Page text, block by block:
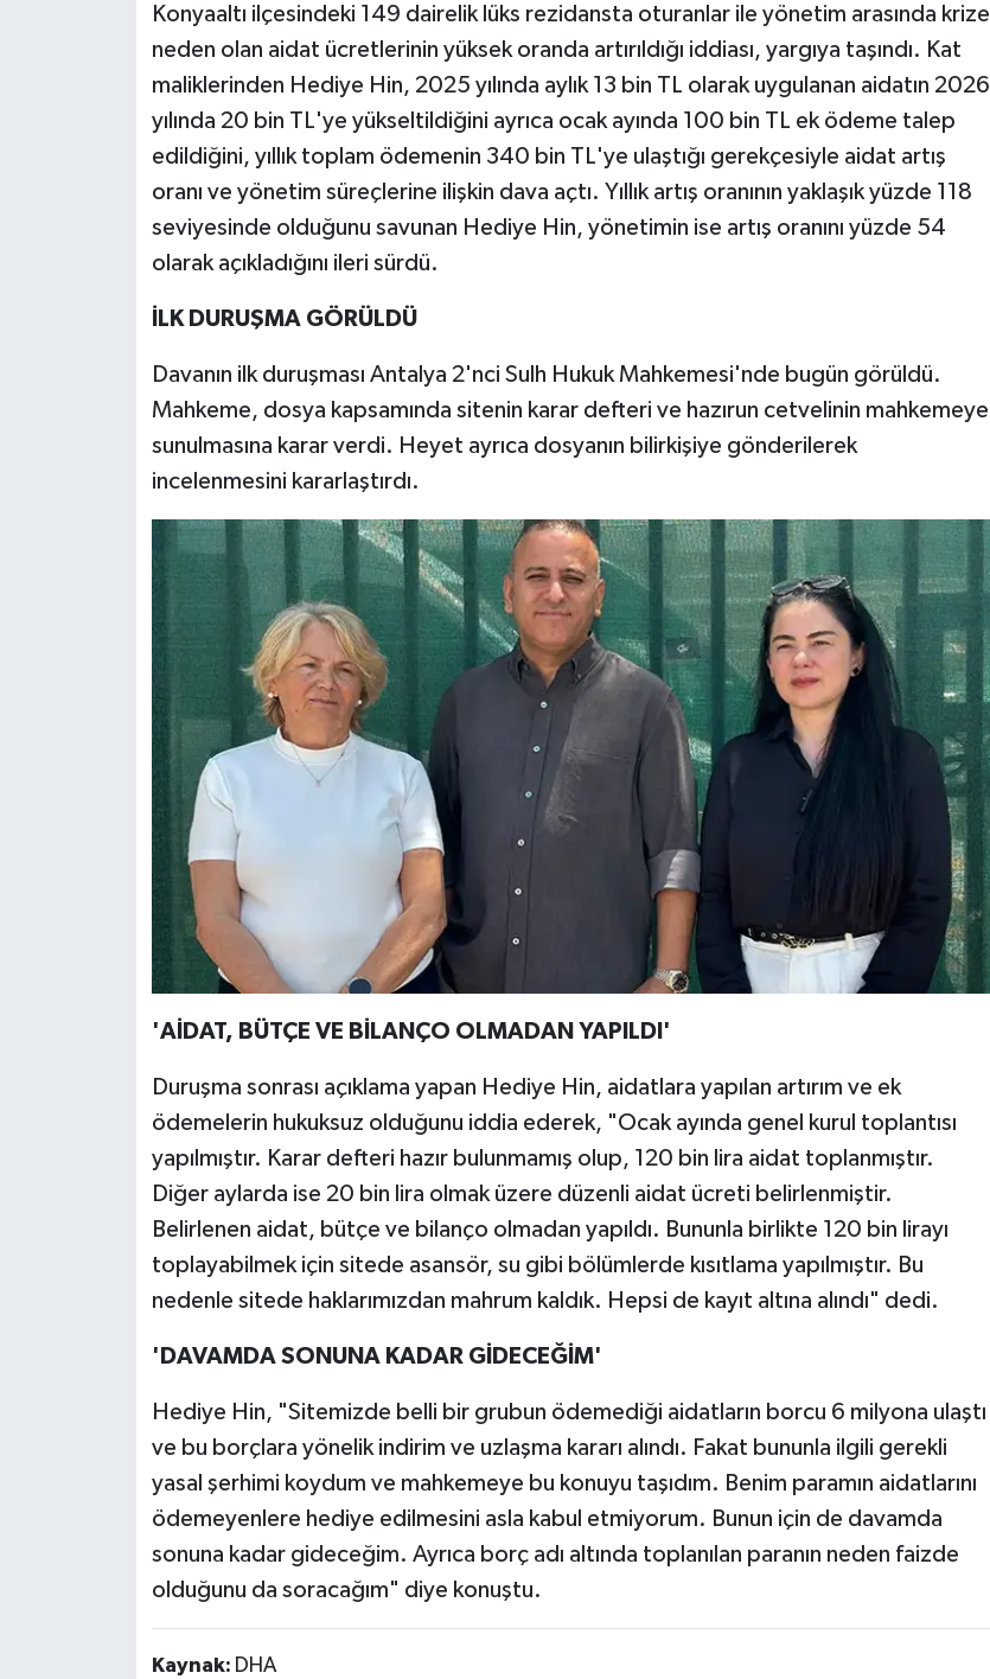
Konyaaltı ilçesindeki 149 dairelik lüks rezidansta oturanlar ile yönetim arasında krize
neden olan aidat ücretlerinin yüksek oranda artırıldığı iddiası, yargıya taşındı. Kat
maliklerinden Hediye Hin, 2025 yılında aylık 13 bin TL olarak uygulanan aidatın 2026
yılında 20 bin TL'ye yükseltildiğini ayrıca ocak ayında 100 bin TL ek ödeme talep
edildiğini, yıllık toplam ödemenin 340 bin TL'ye ulaştığı gerekçesiyle aidat artış
oranı ve yönetim süreçlerine ilişkin dava açtı. Yıllık artış oranının yaklaşık yüzde 118
seviyesinde olduğunu savunan Hediye Hin, yönetimin ise artış oranını yüzde 54
olarak açıkladığını ileri sürdü.
İLK DURUŞMA GÖRÜLDÜ
Davanın ilk duruşması Antalya 2'nci Sulh Hukuk Mahkemesi'nde bugün görüldü.
Mahkeme, dosya kapsamında sitenin karar defteri ve hazırun cetvelinin mahkemeye
sunulmasına karar verdi. Heyet ayrıca dosyanın bilirkişiye gönderilerek
incelenmesini kararlaştırdı.
'AİDAT, BÜTÇE VE BİLANÇO OLMADAN YAPILDI'
Duruşma sonrası açıklama yapan Hediye Hin, aidatlara yapılan artırım ve ek
ödemelerin hukuksuz olduğunu iddia ederek, "Ocak ayında genel kurul toplantısı
yapılmıştır. Karar defteri hazır bulunmamış olup, 120 bin lira aidat toplanmıştır.
Diğer aylarda ise 20 bin lira olmak üzere düzenli aidat ücreti belirlenmiştir.
Belirlenen aidat, bütçe ve bilanço olmadan yapıldı. Bununla birlikte 120 bin lirayı
toplayabilmek için sitede asansör, su gibi bölümlerde kısıtlama yapılmıştır. Bu
nedenle sitede haklarımızdan mahrum kaldık. Hepsi de kayıt altına alındı" dedi.
'DAVAMDA SONUNA KADAR GİDECEĞİM'
Hediye Hin, "Sitemizde belli bir grubun ödemediği aidatların borcu 6 milyona ulaştı
ve bu borçlara yönelik indirim ve uzlaşma kararı alındı. Fakat bununla ilgili gerekli
yasal şerhimi koydum ve mahkemeye bu konuyu taşıdım. Benim paramın aidatlarını
ödemeyenlere hediye edilmesini asla kabul etmiyorum. Bunun için de davamda
sonuna kadar gideceğim. Ayrıca borç adı altında toplanılan paranın neden faizde
olduğunu da soracağım" diye konuştu.
Kaynak: DHA